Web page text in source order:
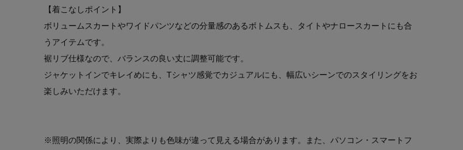
【着こなしポイント】
ボリュームスカートやワイドパンツなどの分量感のあるボトムスも、タイトやナロースカートにも合
うアイテムです。
裾リブ仕様なので、バランスの良い丈に調整可能です。
ジャケットインでキレイめにも、Tシャツ感覚でカジュアルにも、幅広いシーンでのスタイリングをお
楽しみいただけます。
※照明の関係により、実際よりも色味が違って見える場合があります。また、パソコン・スマートフ